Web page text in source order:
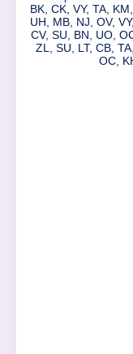
BK, CK, VY, TA,
UH, MB, NJ, OV,
CV, SU, BN, UO,
ZL, SU, LT, CB,
OC,